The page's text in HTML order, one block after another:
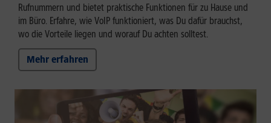
Rufnummern und bietet praktische Funktionen für zu Hause und
im Büro. Erfahre, wie VoIP funktioniert, was Du dafür brauchst,
wo die Vorteile liegen und worauf Du achten solltest.
Mehr erfahren